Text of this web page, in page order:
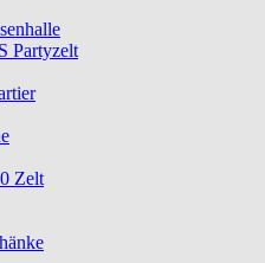
Partyzelt
Zelt